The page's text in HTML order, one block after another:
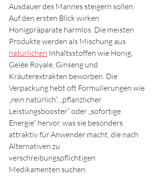
Ausdauer des Mannes steigern sollen.
Auf den ersten Blick wirken
Honigpräparate harmlos. Die meisten
Produkte werden als Mischung aus
natürlichen Inhaltsstoffen wie Honig,
Gelée Royale, Ginseng und
Kräuterextrakten beworben. Die
Verpackung hebt oft Formulierungen wie
„rein natürlich“, „pflanzlicher
Leistungsbooster“ oder „sofortige
Energie“ hervor, was sie besonders
attraktiv für Anwender macht, die nach
Alternativen zu
verschreibungspflichtigen
Medikamenten suchen.